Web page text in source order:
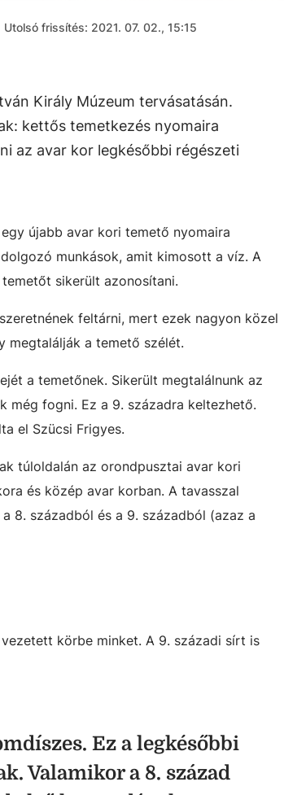
Utolsó frissítés: 2021. 07. 02., 15:15
Király Múzeum tervásatásán.
kettős temetkezés nyomaira
az avar kor legkésőbbi régészeti
egy újabb avar kori temető nyomaira
munkások, amit kimosott a víz. A
sikerült azonosítani.
feltárni, mert ezek nagyon közel
megtalálják a temető szélét.
a temetőnek. Sikerült megtalálnunk az
még fogni. Ez a 9. századra keltezhető.
el Szücsi Frigyes.
túloldalán az orondpusztai avar kori
és közép avar korban. A tavasszal
8. századból és a 9. századból (azaz a
körbe minket. A 9. századi sírt is
Ez a legkésőbbi
Valamikor a 8. század